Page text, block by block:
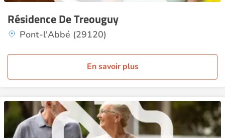
Résidence De Treouguy
Pont-l'Abbé (29120)
En savoir plus